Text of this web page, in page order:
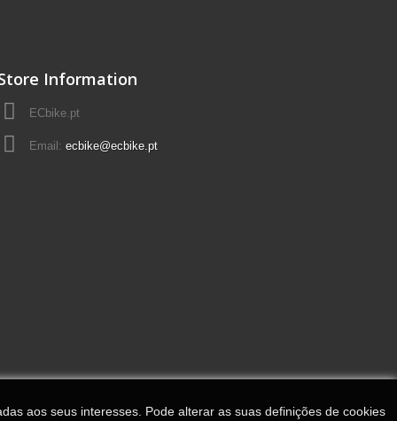
Information
ECbike.pt
Email: ecbike@ecbike.pt
aos seus interesses. Pode alterar as suas definições de cookies